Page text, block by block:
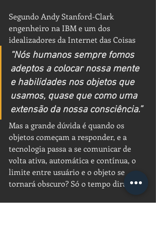
Segundo Andy Stanford-Clark
engenheiro na IBM e um dos
idealizadores da Internet das Coisas
“Nós humanos sempre fomos
adeptos a colocar nossa mente
e habilidades nos objetos que
usamos, quase que como uma
extensão da nossa consciência.”
Mas a grande dúvida é quando os
objetos começam a responder, e a
tecnologia passa a se comunicar de
volta ativa, automática e contínua, o
limite entre usuário e o objeto se
tornará obscuro? Só o tempo dirá!